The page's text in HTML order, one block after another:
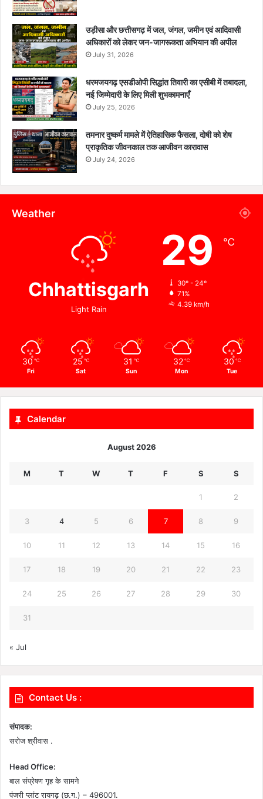
उड़ीसा और छत्तीसगढ़ में जल, जंगल, जमीन एवं आदिवासी
अधिकारों को लेकर जन-जागरूकता अभियान की अपील
July 31, 2026
धरमजयगढ़ एसडीओपी सिद्धांत तिवारी का एसीबी में तबादला,
नई जिम्मेदारी के लिए मिली शुभकामनाएँ
July 25, 2026
तमनार दुष्कर्म मामले में ऐतिहासिक फैसला, दोषी को शेष
प्राकृतिक जीवनकाल तक आजीवन कारावास
July 24, 2026
Weather
Chhattisgarh
Light Rain
29 ℃
30º - 24º
71%
4.39 km/h
30 ℃
Fri
25 ℃
Sat
31 ℃
Sun
32 ℃
Mon
30 ℃
Tue
Calendar
August 2026
M T W T F S S
1 2
3 4 5 6 7 8 9
10 11 12 13 14 15 16
17 18 19 20 21 22 23
24 25 26 27 28 29 30
31
« Jul
Contact Us :
संपादक:
सरोज श्रीवास .
Head Office:
बाल संप्रेषण गृह के सामने
पंजरी प्लांट रायगढ़ (छ.ग.) – 496001.